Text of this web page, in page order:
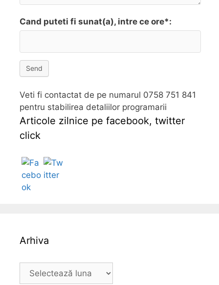
Cand puteti fi sunat(a), intre ce ore*:
Send
Veti fi contactat de pe numarul 0758 751 841
pentru stabilirea detaliilor programarii
Articole zilnice pe facebook, twitter
click
Arhiva